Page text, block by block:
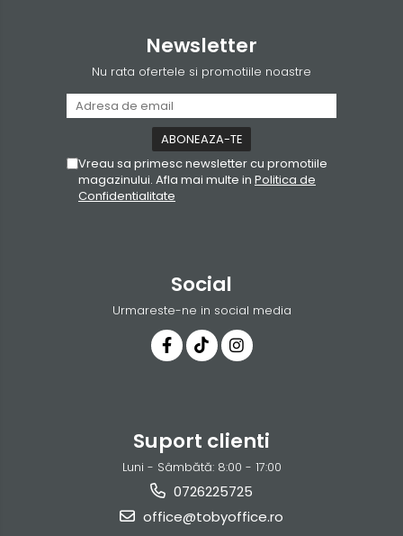
Newsletter
Nu rata ofertele si promotiile noastre
Vreau sa primesc newsletter cu promotiile
magazinului. Afla mai multe in Politica de
Confidentialitate
Social
Urmareste-ne in social media
Suport clienti
Luni - Sâmbătă: 8:00 - 17:00
0726225725
office@tobyoffice.ro